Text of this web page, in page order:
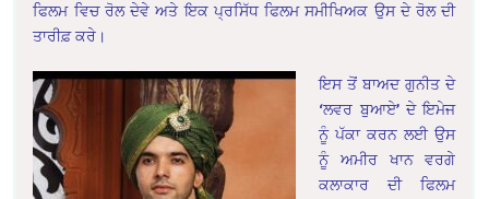
ਫਿਲਮ ਵਿਚ ਰੋਲ ਦੇਵੇ ਅਤੇ ਇਕ ਪ੍ਰਸਿੱਧ ਫਿਲਮ ਸਮੀਖਿਅਕ ਉਸ ਦੇ ਰੋਲ ਦੀ
ਤਾਰੀਫ਼ ਕਰੇ।
ਇਸ ਤੋਂ ਬਾਅਦ ਗੁਨੀਤ ਦੇ
‘ਲਵਰ ਬੁਆਏ’ ਦੇ ਇਮੇਜ
ਨੂੰ ਪੱਕਾ ਕਰਨ ਲਈ ਉਸ
ਨੂੰ ਅਮੀਰ ਖਾਨ ਵਰਗੇ
ਕਲਾਕਾਰ ਦੀ ਫਿਲਮ